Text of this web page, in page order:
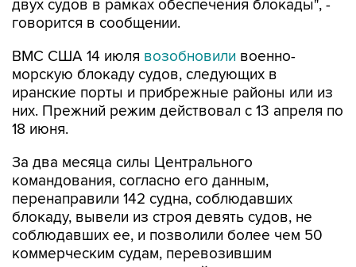
ВМС США 14 июлявозобновили
иранские порты и прибрежные районы или из
них. Прежний режим действовал с 13 апреля по
18 июня.
За два месяца силы Центрального
перенаправили 142 судна, соблюдавших
блокаду, вывели из строя девять судов, не
соблюдавших ее, и позволили более чем 50
коммерческим судам, перевозившим
гуманитарную помощь, пройти через зону
блокады.